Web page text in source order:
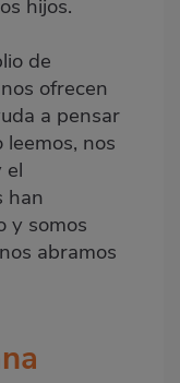
hijos.
de
ofrecen
a pensar
nos
el
han
y somos
abramos